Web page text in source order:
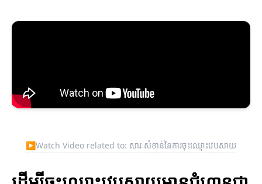
▶Watch Video related to: សារៈសំខាន់នៃការចុះឈ្មោះវេបសាយ